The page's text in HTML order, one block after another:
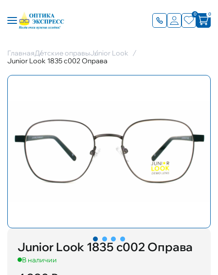
0 0
ГлавнаяДетские оправыJunior Look
Junior Look 1835 c002 Оправа
Junior Look 1835 c002 Оправа
В наличии